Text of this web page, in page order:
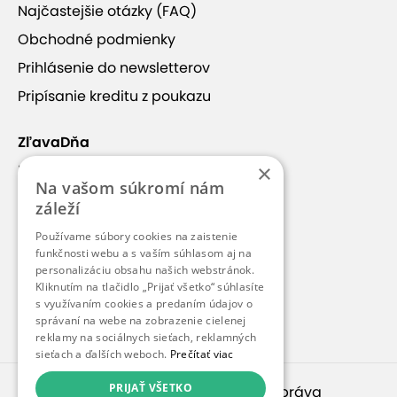
Najčastejšie otázky (FAQ)
Obchodné podmienky
Prihlásenie do newsletterov
Pripísanie kreditu z poukazu
ZľavaDňa
Náš príbeh
Kontakt
Kariéra
Blog
Pre médiá
Pre partnerov
© 2010 – 2026inspirago s. r. o. . Všetky práva
×
Na vašom súkromí nám
záleží
Používame súbory cookies na zaistenie
funkčnosti webu a s vaším súhlasom aj na
personalizáciu obsahu našich webstránok.
Kliknutím na tlačidlo „Prijať všetko“ súhlasíte
s využívaním cookies a predaním údajov o
správaní na webe na zobrazenie cielenej
reklamy na sociálnych sieťach, reklamných
sieťach a ďalších weboch. Prečítať viac
PRIJAŤ VŠETKO